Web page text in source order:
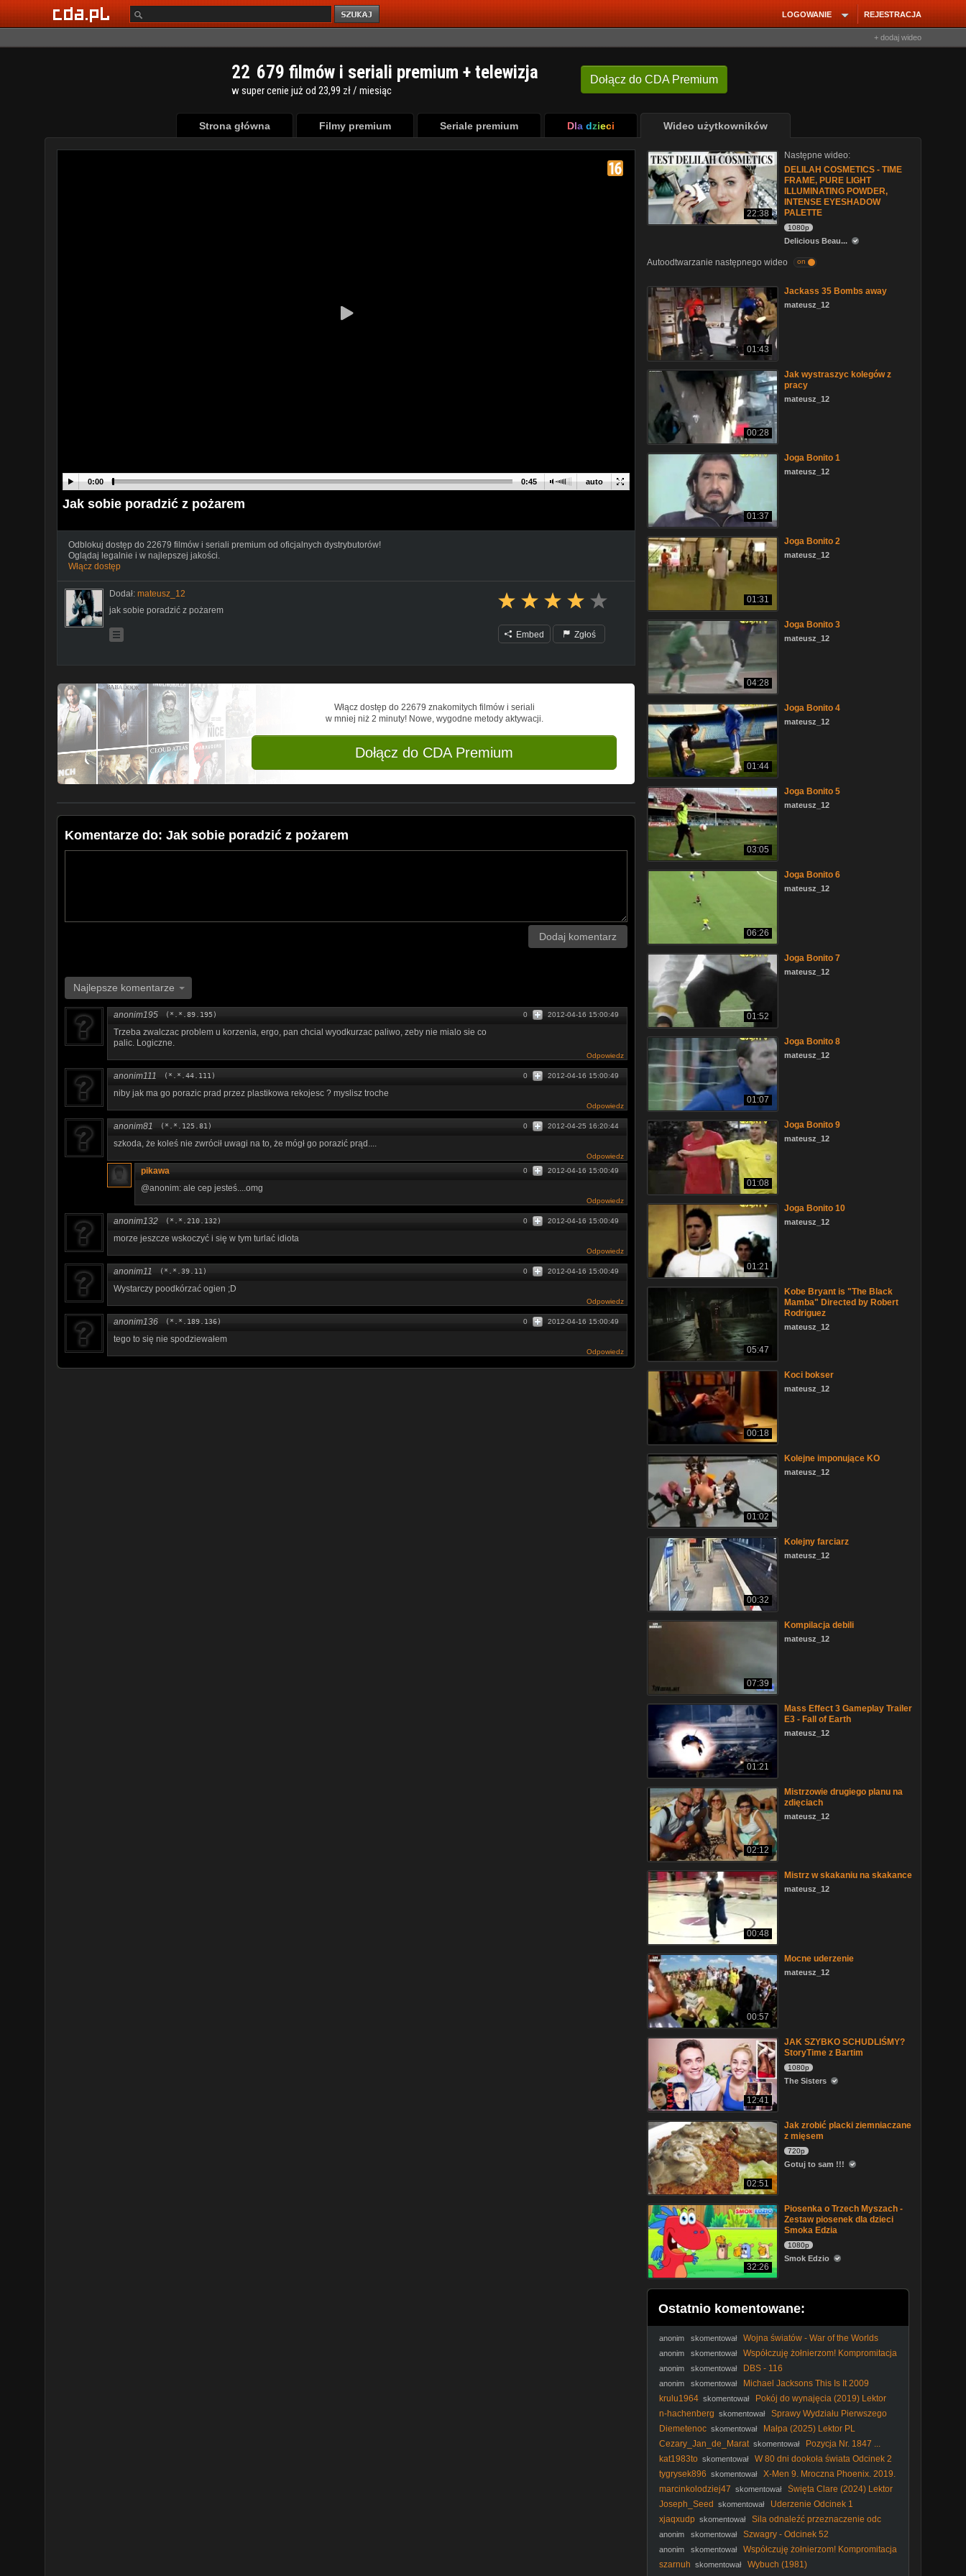
REJESTRACJA
LOGOWANIE
+ dodaj wideo
Dołącz do CDA Premium
22 679 filmów i seriali premium + telewizja
w super cenie już od 23,99 zł / miesiąc
Strona główna Filmy premium Seriale premium Dla dzieci Wideo użytkowników
auto
0:00 0:45
Jak sobie poradzić z pożarem
Odblokuj dostęp do 22679 filmów i seriali premium od oficjalnych dystrybutorów!
Oglądaj legalnie i w najlepszej jakości.
Włącz dostęp
Dodał: mateusz_12
jak sobie poradzić z pożarem
Embed Zgłoś
Włącz dostęp do 22679 znakomitych filmów i seriali
w mniej niż 2 minuty! Nowe, wygodne metody aktywacji.
Dołącz do CDA Premium
Komentarze do: Jak sobie poradzić z pożarem
Dodaj komentarz
Najlepsze komentarze
anonim195 (*.*.89.195) 2012-04-16 15:00:49
0
Trzeba zwalczac problem u korzenia, ergo, pan chcial wyodkurzac paliwo, zeby nie mialo sie co
palic. Logiczne.
Odpowiedz
anonim111 (*.*.44.111) 2012-04-16 15:00:49
0
niby jak ma go porazic prad przez plastikowa rekojesc ? myslisz troche
Odpowiedz
anonim81 (*.*.125.81) 2012-04-25 16:20:44
0
szkoda, że koleś nie zwrócił uwagi na to, że mógł go porazić prąd....
Odpowiedz
pikawa 2012-04-16 15:00:49
0
@anonim: ale cep jesteś....omg
Odpowiedz
anonim132 (*.*.210.132) 2012-04-16 15:00:49
0
morze jeszcze wskoczyć i się w tym turlać idiota
Odpowiedz
anonim11 (*.*.39.11) 2012-04-16 15:00:49
0
Wystarczy poodkórzać ogien ;D
Odpowiedz
anonim136 (*.*.189.136) 2012-04-16 15:00:49
0
tego to się nie spodziewałem
Odpowiedz
22:38
Następne wideo:
DELILAH COSMETICS - TIME
FRAME, PURE LIGHT
ILLUMINATING POWDER,
INTENSE EYESHADOW
PALETTE
1080p
Delicious Beau...
Autoodtwarzanie następnego wideo on
01:43
Jackass 35 Bombs away
mateusz_12
00:28
Jak wystraszyc kolegów z
pracy
mateusz_12
01:37
Joga Bonito 1
mateusz_12
01:31
Joga Bonito 2
mateusz_12
04:28
Joga Bonito 3
mateusz_12
01:44
Joga Bonito 4
mateusz_12
03:05
Joga Bonito 5
mateusz_12
06:26
Joga Bonito 6
mateusz_12
01:52
Joga Bonito 7
mateusz_12
01:07
Joga Bonito 8
mateusz_12
01:08
Joga Bonito 9
mateusz_12
01:21
Joga Bonito 10
mateusz_12
05:47
Kobe Bryant is "The Black
Mamba" Directed by Robert
Rodriguez
mateusz_12
00:18
Koci bokser
mateusz_12
01:02
Kolejne imponujące KO
mateusz_12
00:32
Kolejny farciarz
mateusz_12
07:39
Kompilacja debili
mateusz_12
01:21
Mass Effect 3 Gameplay Trailer
E3 - Fall of Earth
mateusz_12
02:12
Mistrzowie drugiego planu na
zdięciach
mateusz_12
00:48
Mistrz w skakaniu na skakance
mateusz_12
00:57
Mocne uderzenie
mateusz_12
12:41
JAK SZYBKO SCHUDLIŚMY?
StoryTime z Bartim
1080p
The Sisters
02:51
Jak zrobić placki ziemniaczane
z mięsem
720p
Gotuj to sam !!!
32:26
Piosenka o Trzech Myszach -
Zestaw piosenek dla dzieci
Smoka Edzia
1080p
Smok Edzio
Ostatnio komentowane:
anonim skomentował
Wojna światów - War of the Worlds
(2025) lektor
anonim skomentował
Współczuję żołnierzom! Kompromitacja
Sobkowiak-Czarneckiej u terytorialsów
anonim skomentował DBS - 116
anonim skomentował
Michael Jacksons This Is It 2009
(Lektor PL)
krulu1964 skomentował
Pokój do wynajęcia (2019) Lektor
PL
n-hachenberg skomentował
Sprawy Wydziału Pierwszego
S01E07 Lektor PL
Diemetenoc skomentował
Małpa (2025) Lektor PL
Cezary_Jan_de_Marat skomentował
Pozycja Nr. 1847 ...
13/03/2026 ...
kat1983to skomentował
W 80 dni dookoła świata Odcinek 2
tygrysek896 skomentował
X-Men 9. Mroczna Phoenix. 2019.
[Lektor PL]
marcinkolodziej47 skomentował
Święta Clare (2024) Lektor
PL
Joseph_Seed skomentował
Uderzenie Odcinek 1
xjaqxudp skomentował
Sila odnaleźć przeznaczenie odc
anonim skomentował Szwagry - Odcinek 52
anonim skomentował
Współczuję żołnierzom! Kompromitacja
Sobkowiak-Czarneckiej u terytorialsów
szarnuh skomentował Wybuch (1981)